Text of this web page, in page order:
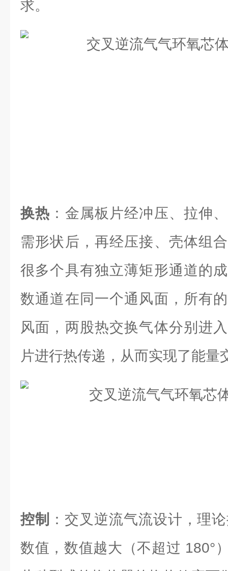
求。
换热 ：金属板片经冲压、拉伸
需形状后，再经压接、壳体组
很多个具有独立薄矩形通道的
数通道在同一个通风面，所有
风面，两股热交换气体分别进
片进行热传递，从而实现了能量
控制
：交叉逆流气流设计，理
数值，数值越大（不超过 180°